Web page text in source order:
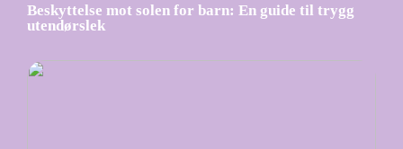
Beskyttelse mot solen for barn: En guide til trygg
utendørslek